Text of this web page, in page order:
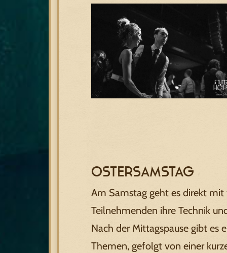
Ostersamstag
Am Samstag geht es direkt mit
Teilnehmenden ihre Technik
Nach der Mittagspause gibt es
Themen, gefolgt von einer